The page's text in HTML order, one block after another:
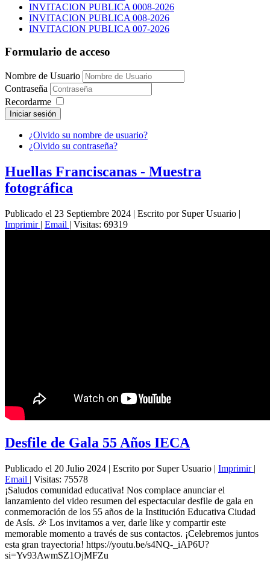
INVITACION PUBLICA 0008-2026
INVITACION PUBLICA 008-2026
INVITACION PUBLICA 007-2026
Formulario de acceso
Nombre de Usuario
Contraseña
Recordarme
Iniciar sesión
¿Olvido su nombre de usuario?
¿Olvido su contraseña?
Huellas Franciscanas - Muestra
fotográfica
Publicado el 23 Septiembre 2024 | Escrito por Super Usuario |
Imprimir | Email | Visitas: 69319
Desfile de Gala 55 Años IECA
Publicado el 20 Julio 2024 | Escrito por Super Usuario | Imprimir |
Email | Visitas: 75578
¡Saludos comunidad educativa! Nos complace anunciar el
lanzamiento del video resumen del espectacular desfile de gala en
conmemoración de los 55 años de la Institución Educativa Ciudad
de Asís. 🎉 Los invitamos a ver, darle like y compartir este
memorable momento a través de sus contactos. ¡Celebremos juntos
esta gran trayectoria! https://youtu.be/s4NQ-_iAP6U?
si=Yv93AwmSZ1OjMFZu